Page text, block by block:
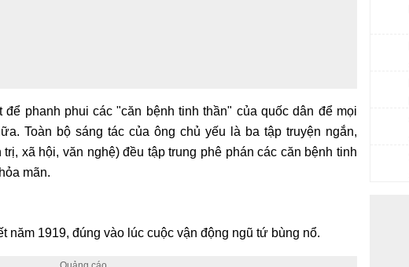
để phanh phui các "căn bệnh tinh thần" của quốc dân để mọi
Toàn bộ sáng tác của ông chủ yếu là ba tập truyện ngắn,
xã hội, văn nghệ) đều tập trung phê phán các căn bệnh tinh
mãn.
năm 1919, đúng vào lúc cuộc vận động ngũ tứ bùng nổ.